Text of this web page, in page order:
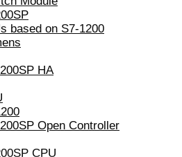
based on S7-1200
HA
Open Controller
CPU